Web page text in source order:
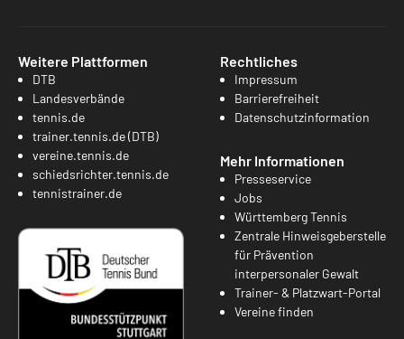
Weitere Plattformen
DTB
Landesverbände
tennis.de
trainer.tennis.de (DTB)
vereine.tennis.de
schiedsrichter.tennis.de
tennistrainer.de
Rechtliches
Impressum
Barrierefreiheit
Datenschutzinformation
Mehr Informationen
Presseservice
Jobs
Württemberg Tennis
Zentrale Hinweisgeberstelle
für Prävention
interpersonaler Gewalt
Trainer- & Platzwart-Portal
Vereine finden